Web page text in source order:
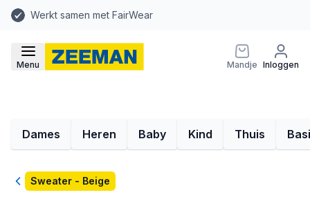
Werkt samen met FairWear
Menu Mandje Inloggen
Dames Heren Baby Kind Thuis
TerugSweater - Beige